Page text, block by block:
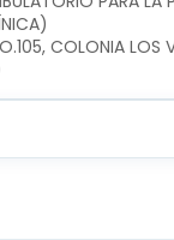
COLONIA LOS